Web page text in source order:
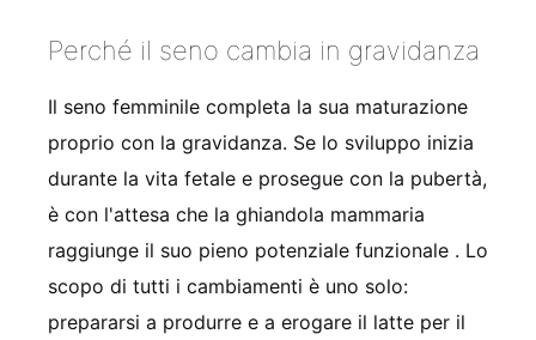
Perché il seno cambia in gravidanza
Il seno femminile completa la sua maturazione
proprio con la gravidanza. Se lo sviluppo inizia
durante la vita fetale e prosegue con la pubertà,
è con l'attesa che la ghiandola mammaria
raggiunge il suo pieno potenziale funzionale . Lo
scopo di tutti i cambiamenti è uno solo:
prepararsi a produrre e a erogare il latte per il